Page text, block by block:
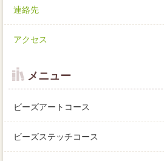
連絡先
アクセス
メニュー
ビーズアートコース
ビーズステッチコース